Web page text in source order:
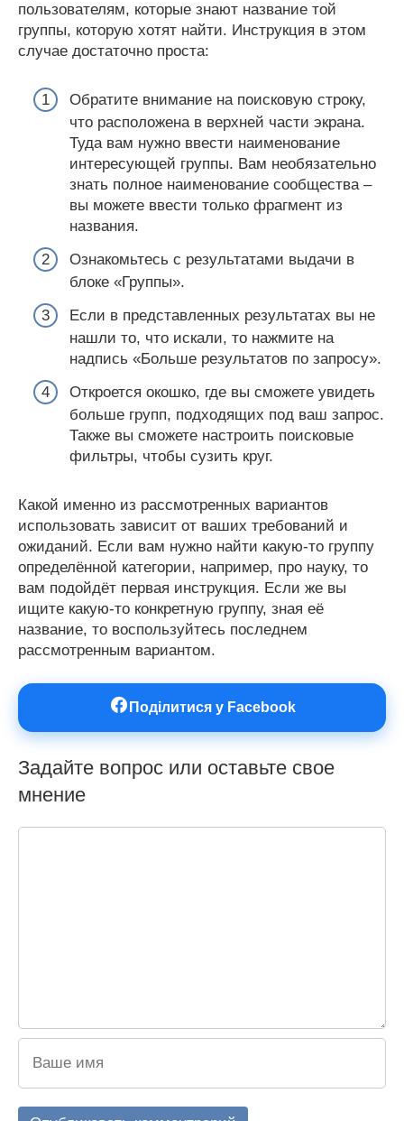
пользователям, которые знают название той
группы, которую хотят найти. Инструкция в этом
случае достаточно проста:
Обратите внимание на поисковую строку,
что расположена в верхней части экрана.
Туда вам нужно ввести наименование
интересующей группы. Вам необязательно
знать полное наименование сообщества –
вы можете ввести только фрагмент из
названия.
Ознакомьтесь с результатами выдачи в
блоке «Группы».
Если в представленных результатах вы не
нашли то, что искали, то нажмите на
надпись «Больше результатов по запросу».
Откроется окошко, где вы сможете увидеть
больше групп, подходящих под ваш запрос.
Также вы сможете настроить поисковые
фильтры, чтобы сузить круг.
Какой именно из рассмотренных вариантов
использовать зависит от ваших требований и
ожиданий. Если вам нужно найти какую-то группу
определённой категории, например, про науку, то
вам подойдёт первая инструкция. Если же вы
ищите какую-то конкретную группу, зная её
название, то воспользуйтесь последнем
рассмотренным вариантом.
Поділитися у Facebook
Задайте вопрос или оставьте свое
мнение